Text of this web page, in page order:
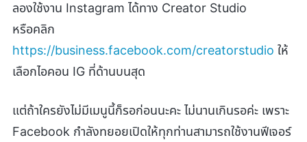
ลองใช้งาน Instagram ได้ทาง Creator Studio
หรือคลิก
https://business.facebook.com/creatorstudio ให้
เลือกไอคอน IG ที่ด้านบนสุด
แต่ถ้าใครยังไม่มีเมนูนี้ก็รอก่อนนะคะ ไม่นานเกินรอค่ะ เพราะ
Facebook กำลังทยอยเปิดให้ทุกท่านสามารถใช้งานฟีเจอร์